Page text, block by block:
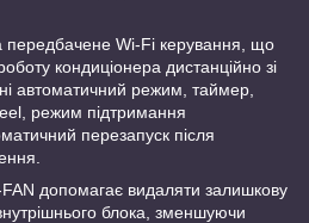
передбачене Wi-Fi керування, що
кондиціонера дистанційно зі
автоматичний режим, таймер,
режим підтримання
перезапуск після
допомагає видаляти залишкову
блока, зменшуючи